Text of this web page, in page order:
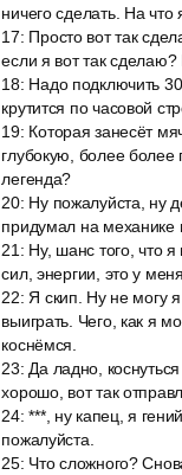
ничего сделать. На
17: Просто вот так
если я вот так
18: Надо подключить
крутится по часовой
19: Которая занесёт
глубокую, более более
легенда?
20: Ну пожалуйста, ну
придумал на механике
21 : Ну, шанс того, что
сил, энергии, это у
22: Я скип. Ну не могу
выиграть. Чего, как я
коснёмся.
23: Да ладно,
хорошо, вот так
24:***, ну капец, я
пожалуйста.
25: Что сложного?